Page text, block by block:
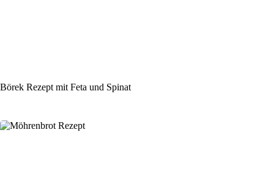
Börek Rezept mit Feta und Spinat